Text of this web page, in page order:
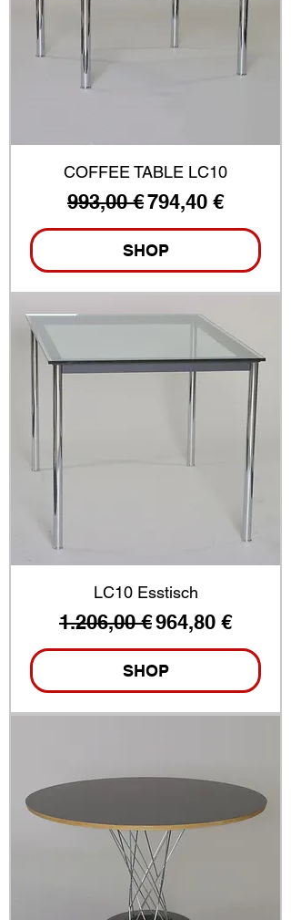
COFFEE TABLE LC10
Standardpreis
993,00 €Sale-Preis
794,40 €
SHOP
LC10 Esstisch
Standardpreis
1.206,00 €Sale-Preis
964,80 €
SHOP